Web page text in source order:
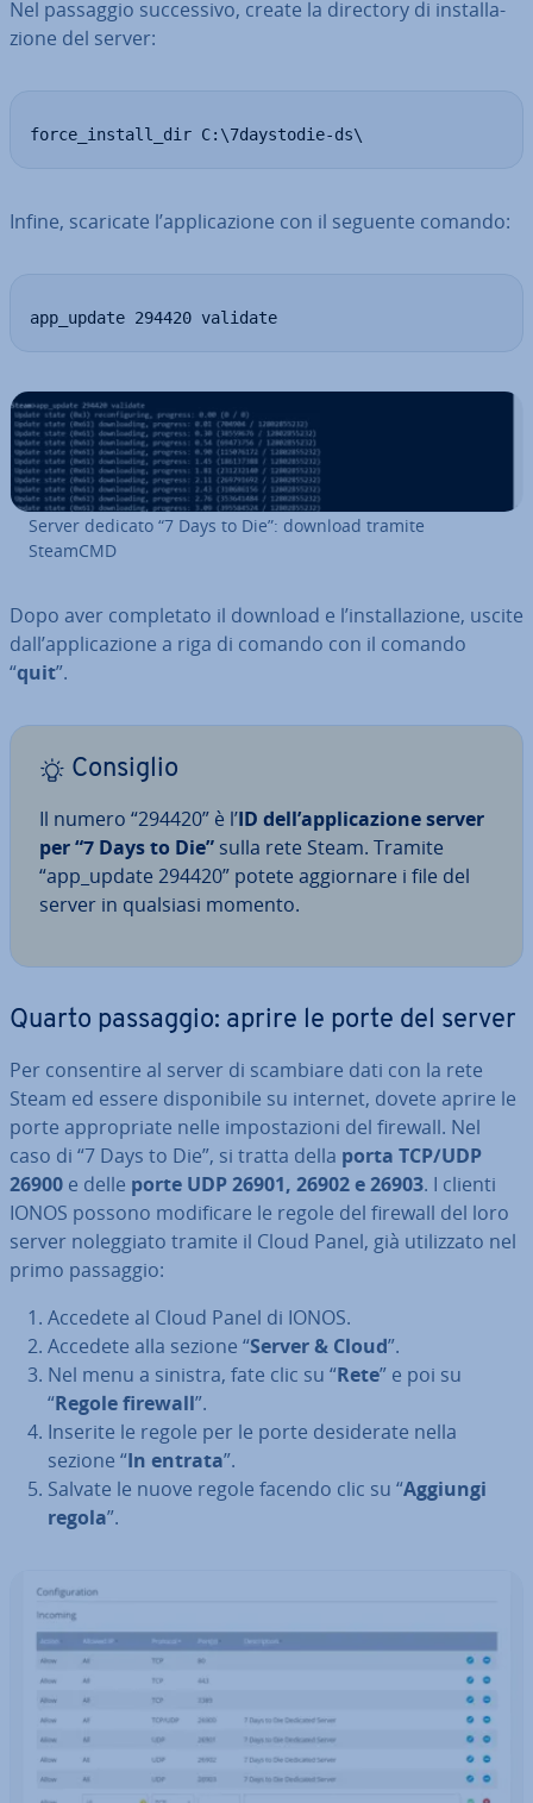
Nel passaggio suc­ces­si­vo, create la directory di in­stal­la­
zio­ne del server:
force_install_dir C:\7daystodie-ds\
Infine, scaricate l’ap­pli­ca­zio­ne con il seguente comando:
app_update 294420 validate
Server dedicato “7 Days to Die”: download tramite
SteamCMD
Dopo aver com­ple­ta­to il download e l’in­stal­la­zio­ne, uscite
dall’ap­pli­ca­zio­ne a riga di comando con il comando
“quit”.
Consiglio
Il numero “294420” è l’ID dell’ap­pli­ca­zio­ne server
per “7 Days to Die” sulla rete Steam. Tramite
“app_update 294420” potete ag­gior­na­re i file del
server in qualsiasi momento.
Quarto passaggio: aprire le porte del server
Per con­sen­ti­re al server di scambiare dati con la rete
Steam ed essere di­spo­ni­bi­le su internet, dovete aprire le
porte ap­pro­pria­te nelle im­po­sta­zio­ni del firewall. Nel
caso di “7 Days to Die”, si tratta della porta TCP/UDP
26900 e delle porte UDP 26901, 26902 e 26903. I clienti
IONOS possono mo­di­fi­ca­re le regole del firewall del loro
server no­leg­gia­to tramite il Cloud Panel, già uti­liz­za­to nel
primo passaggio:
Accedete al Cloud Panel di IONOS.
Accedete alla sezione “Server & Cloud”.
Nel menu a sinistra, fate clic su “Rete” e poi su
“Regole firewall”.
Inserite le regole per le porte de­si­de­ra­te nella
sezione “In entrata”.
Salvate le nuove regole facendo clic su “Aggiungi
regola”.